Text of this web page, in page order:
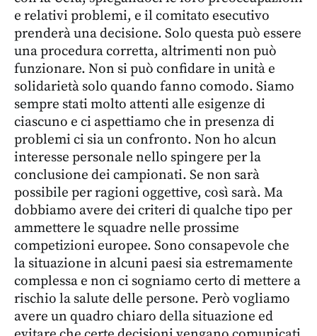
e relativi problemi, e il comitato esecutivo
prenderà una decisione. Solo questa può essere
una procedura corretta, altrimenti non può
funzionare. Non si può confidare in unità e
solidarietà solo quando fanno comodo. Siamo
sempre stati molto attenti alle esigenze di
ciascuno e ci aspettiamo che in presenza di
problemi ci sia un confronto. Non ho alcun
interesse personale nello spingere per la
conclusione dei campionati. Se non sarà
possibile per ragioni oggettive, così sarà. Ma
dobbiamo avere dei criteri di qualche tipo per
ammettere le squadre nelle prossime
competizioni europee. Sono consapevole che
la situazione in alcuni paesi sia estremamente
complessa e non ci sogniamo certo di mettere a
rischio la salute delle persone. Però vogliamo
avere un quadro chiaro della situazione ed